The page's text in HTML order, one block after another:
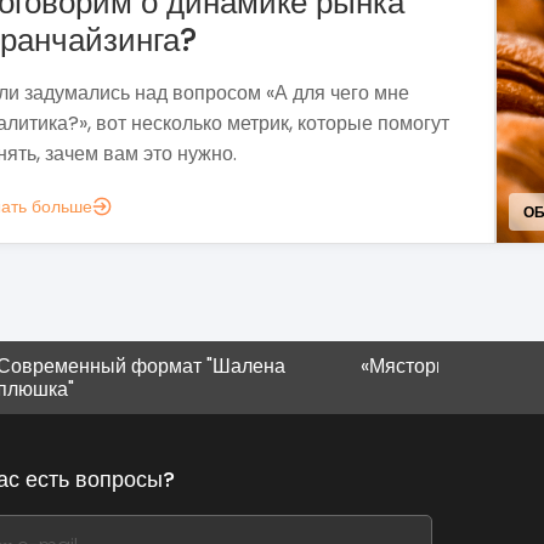
Методом собственных проб и поисков мы
сформировали прибыльную бизнес-модель,
выдерживающую экономическую
вызовы современности.
формат "Шалена
«Мястория» в Ивано-
есть вопросы?